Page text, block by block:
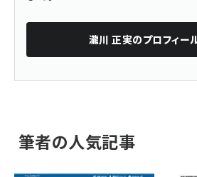
瀧川 正実のプロフィー
筆者の人気記事